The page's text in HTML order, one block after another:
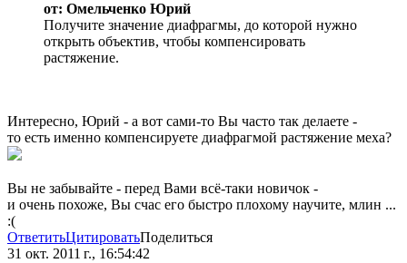
от: Омельченко Юрий
Получите значение диафрагмы, до которой нужно
открыть объектив, чтобы компенсировать
растяжение.
Интересно, Юрий - а вот сами-то Вы часто так делаете -
то есть именно компенсируете диафрагмой растяжение меха?
Вы не забывайте - перед Вами всё-таки новичок -
и очень похоже, Вы счас его быстро плохому научите, млин ...
:(
ОтветитьЦитироватьПоделиться
31 окт. 2011 г., 16:54:42